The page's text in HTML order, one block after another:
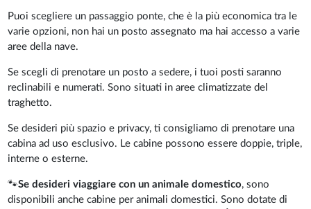
Puoi scegliere un passaggio ponte, che è la più economica tra le
varie opzioni, non hai un posto assegnato ma hai accesso a varie
aree della nave.
Se scegli di prenotare un posto a sedere, i tuoi posti saranno
reclinabili e numerati. Sono situati in aree climatizzate del
traghetto.
Se desideri più spazio e privacy, ti consigliamo di prenotare una
cabina ad uso esclusivo. Le cabine possono essere doppie, triple,
interne o esterne.
🐾Se desideri viaggiare con un animale domestico, sono
disponibili anche cabine per animali domestici. Sono dotate di